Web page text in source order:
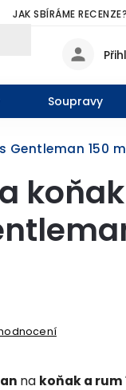
JAK SBÍRÁME RECENZE?
Soupravy
Gentleman 150
na koňak a rum